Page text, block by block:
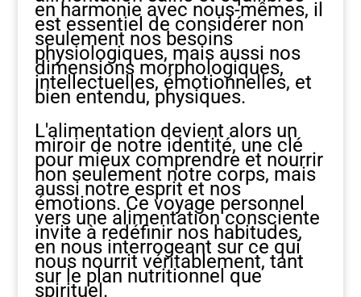
en harmonie avec nous-mêmes, il
est essentiel de considérer non
seulement nos besoins
physiologiques, mais aussi nos
dimensions morphologiques,
intellectuelles, émotionnelles, et
bien entendu, physiques.
L'alimentation devient alors un
miroir de notre identité, une clé
pour mieux comprendre et nourrir
non seulement notre corps, mais
aussi notre esprit et nos
émotions. Ce voyage personnel
vers une alimentation consciente
invite à redéfinir nos habitudes,
en nous interrogeant sur ce qui
nous nourrit véritablement, tant
sur le plan nutritionnel que
spirituel.